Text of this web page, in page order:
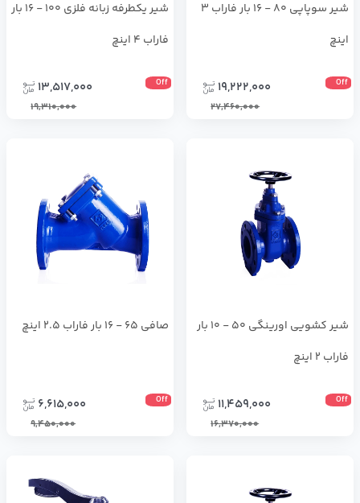
شیر سوپاپی 80 - 16 بار فاراب 3
اینچ
Off
19,222,000
27,460,000
شیر یکطرفه زبانه فلزی 100 - 16 بار
فاراب 4 اینچ
Off
13,517,000
19,310,000
شير كشويي اورينگي 50 - 10 بار
فاراب 2 اینچ
Off
11,459,000
16,370,000
صافی 65 - 16 بار فاراب 2.5 اینچ
Off
6,615,000
9,450,000